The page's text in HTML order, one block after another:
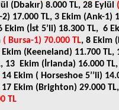
(Dbakır) 8.000 TL, 28 Eylül
17.000 TL, 3 Ekim (Ank-1)
Ekim (İst 5’li) 18.300 TL, 6
( Bursa-1) 70.000 TL, 8 Ekim
Ekim (Keeneland) 11.700 TL,
13 Ekim (İrlanda) 16.000
14 Ekim ( Horseshoe 5’’li)
17 Ekim (Brighton) 29.000
TL